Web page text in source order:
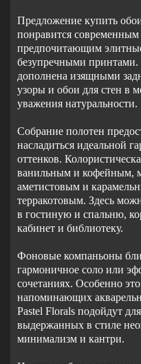
Предложение купить
понравится
предпочитающим
безупречными принтами.
дополнена изящными
узоры и обои для стен в
уважения натуральности.
Собрание полотен
насладиться идеальной
оттенков.
ванильным и кофейным,
аметистовым и
терракотовым. Здесь
в гостиную и спальню,
кабинет и библиотеку.
Фоновые компаньоны
гармоничное соло или
сочетаниях. Особенно
напоминающих
Pastel Florals подойдут
выдержанных в стиле
минимализм и кантри.